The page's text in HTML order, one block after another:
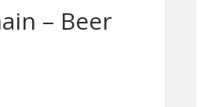
– Beer